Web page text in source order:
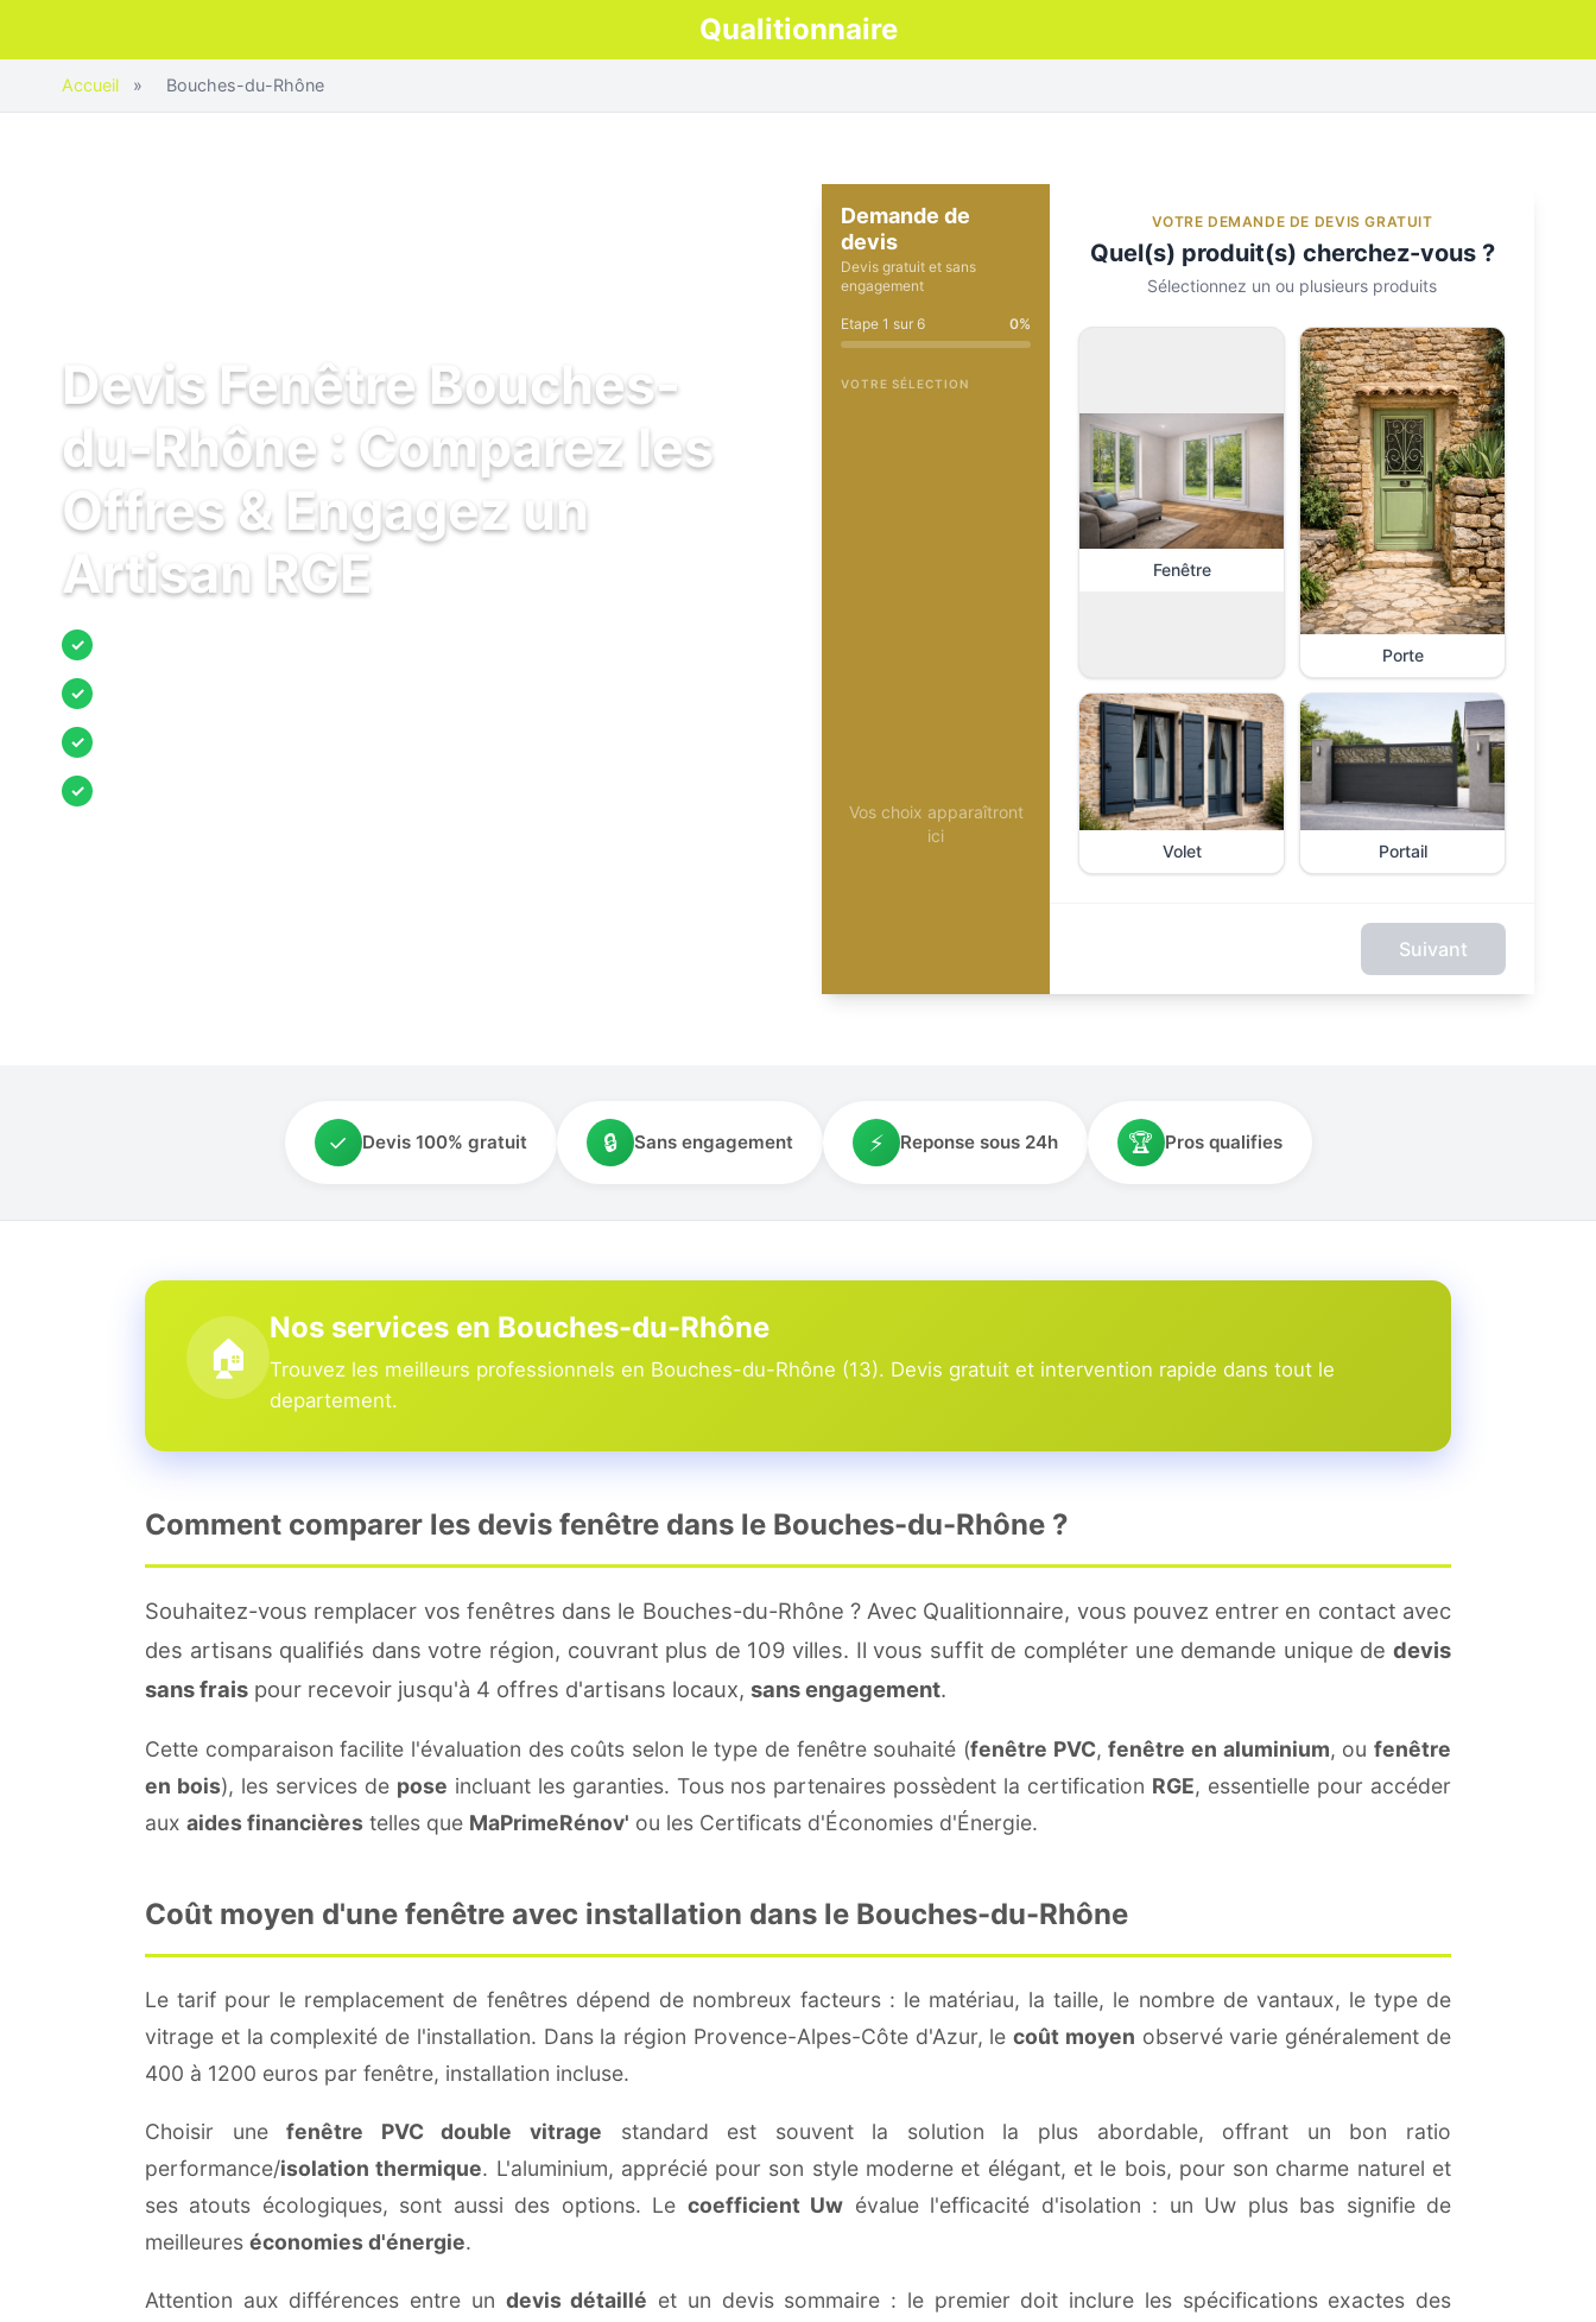
Qualitionnaire
Accueil » Bouches-du-Rhône
Devis Fenêtre Bouches-
du-Rhône : Comparez les
Offres & Engagez un
Artisan RGE
✓
✓
✓
✓
Demande de
devis
Devis gratuit et sans
engagement
Etape 1 sur 6 0%
VOTRE SÉLECTION
Vos choix apparaîtront
ici
VOTRE DEMANDE DE DEVIS GRATUIT
Quel(s) produit(s) cherchez-vous ?
Sélectionnez un ou plusieurs produits
Fenêtre
Porte
Volet Portail
Suivant
✓ Devis 100% gratuit 🔒 Sans engagement ⚡ Reponse sous 24h 🏆 Pros qualifies
🏠
Nos services en Bouches-du-Rhône
Trouvez les meilleurs professionnels en Bouches-du-Rhône (13). Devis gratuit et intervention rapide dans tout le
departement.
Comment comparer les devis fenêtre dans le Bouches-du-Rhône ?
Souhaitez-vous remplacer vos fenêtres dans le Bouches-du-Rhône ? Avec Qualitionnaire, vous pouvez entrer en contact avec
des artisans qualifiés dans votre région, couvrant plus de 109 villes. Il vous suffit de compléter une demande unique de devis
sans frais pour recevoir jusqu'à 4 offres d'artisans locaux, sans engagement.
Cette comparaison facilite l'évaluation des coûts selon le type de fenêtre souhaité (fenêtre PVC,fenêtre en aluminium, oufenêtre
en bois), les services de pose incluant les garanties. Tous nos partenaires possèdent la certification RGE, essentielle pour accéder
aux aides financières telles que MaPrimeRénov' ou les Certificats d'Économies d'Énergie.
Coût moyen d'une fenêtre avec installation dans le Bouches-du-Rhône
Le tarif pour le remplacement de fenêtres dépend de nombreux facteurs : le matériau, la taille, le nombre de vantaux, le type de
vitrage et la complexité de l'installation. Dans la région Provence-Alpes-Côte d'Azur, lecoût moyen observé varie généralement de
400 à 1200 euros par fenêtre, installation incluse.
Choisir unefenêtre PVC double vitrage standard est souvent la solution la plus abordable, offrant un bon ratio
performance/isolation thermique. L'aluminium, apprécié pour son style moderne et élégant, et le bois, pour son charme naturel et
ses atouts écologiques, sont aussi des options. Le coefficient Uw évalue l'efficacité d'isolation : un Uw plus bas signifie de
meilleures économies d'énergie.
Attention aux différences entre un devis détaillé et un devis sommaire : le premier doit inclure les spécifications exactes des